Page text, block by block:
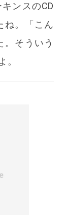
ンスのCD
ね。「こん
そういう
。